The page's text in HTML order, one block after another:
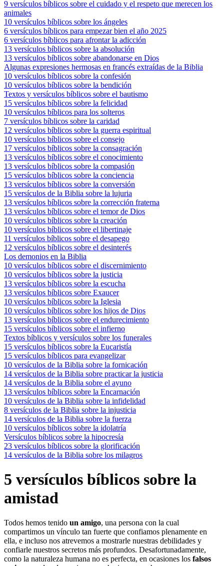
9 versículos bíblicos sobre el cuidado y el respeto que merecen los
animales
10 versículos bíblicos sobre los ángeles
6 versículos bíblicos para empezar bien el año 2025
6 versículos bíblicos para afrontar la adicción
13 versículos bíblicos sobre la absolución
13 versículos bíblicos sobre abandonarse en Dios
Algunas expresiones hermosas en francés extraídas de la Biblia
10 versículos bíblicos sobre la confesión
10 versículos bíblicos sobre la bendición
Textos y versículos bíblicos sobre el bautismo
15 versículos bíblicos sobre la felicidad
10 versículos bíblicos para los solteros
7 versículos bíblicos sobre la caridad
12 versículos bíblicos sobre la guerra espiritual
10 versículos bíblicos sobre el consejo
17 versículos bíblicos sobre la consagración
13 versículos bíblicos sobre el conocimiento
13 versículos bíblicos sobre la compasión
15 versículos bíblicos sobre la conciencia
13 versículos bíblicos sobre la conversión
15 versículos de la Biblia sobre la lujuria
13 versículos bíblicos sobre la corrección fraterna
13 versículos bíblicos sobre el temor de Dios
10 versículos bíblicos sobre la creación
10 versículos bíblicos sobre el libertinaje
11 versículos bíblicos sobre el desapego
12 versículos bíblicos sobre el desinterés
Los demonios en la Biblia
10 versículos bíblicos sobre el discernimiento
10 versículos bíblicos sobre la justicia
13 versículos bíblicos sobre la escucha
13 versículos bíblicos sobre Exaucer
10 versículos bíblicos sobre la Iglesia
10 versículos bíblicos sobre los hijos de Dios
13 versículos bíblicos sobre el endurecimiento
15 versículos bíblicos sobre el infierno
Textos bíblicos y versículos sobre los funerales
15 versículos bíblicos sobre la Eucaristía
15 versículos bíblicos para evangelizar
10 versículos de la Biblia sobre la fornicación
14 versículos de la Biblia sobre practicar la justicia
14 versículos de la Biblia sobre el ayuno
13 versículos bíblicos sobre la Encarnación
10 versículos de la Biblia sobre la infidelidad
8 versículos de la Biblia sobre la injusticia
14 versículos de la Biblia sobre la fuerza
10 versículos bíblicos sobre la idolatría
Versículos bíblicos sobre la hipocresía
23 versículos bíblicos sobre la glorificación
14 versículos de la Biblia sobre los milagros
5 versículos bíblicos sobre la
amistad
Todos hemos tenido un amigo, una persona con la cual
compartimos un vínculo tan fuerte que confiamos plenamente en
ella, e incluso nos atrevemos a mostrarle nuestras debilidades y
confiarle nuestros secretos más profundos. Desafortunadamente,
como la naturaleza humana no es perfecta, en ocasiones los falsos